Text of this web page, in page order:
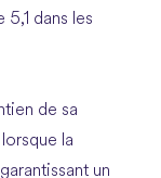
dans les
de sa
la
un